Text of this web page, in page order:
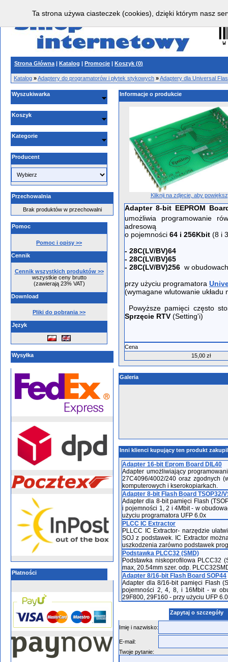
Strona Główna | Katalog | Promocje | Koszyk (0)
Katalog »Adaptery do programatorów i płytek stykowych »Adaptery dla Universal
Wyszukiwarka
Koszyk
Kategorie
Producent
Przechowalnia
Brak produktów w przechowalni
Pomoc
Pomoc i opisy >>
Cennik
Cennik wszystkich produktów >>
wszystkie ceny brutto
(zawierają 23% VAT)
Download
Pliki do pobrania >>
Język
Wysyłka
Płatności
Informacje o produkcie
Kliknij na zdjęcie, aby
Adapter 8-bit EEPROM
umożliwia programowanie
adresową
o pojemności 64 i 256Kbit (8 i
- 28C(LV/BV)64
- 28C(LV/BV)65
- 28C(LV/BV)256 w
przy użyciu programatora
(wymagane wlutowanie układu
Powyższe pamięci często
Sprzęcie RTV (Setting'i)
Cena
15,00 zł
Galeria
Inni klienci kupujący ten produkt
Adapter 16-bit Eprom Board DIL40
Adapter umożliwiający
27C4096/4002/240 oraz zgodnych
komputerowych i kserokopiarkach.
Adapter 8-bit Flash Board TSOP32/
Adapter dla 8-bit pamięci Flash
i pojemności 1, 2 i 4Mbit - w
użyciu programatora UFP 6.0x
PLCC IC Extractor
PLLCC IC Extractor- narzędzie
SOJ z podstawek. IC Extractor
uszkodzenia zarówno podstawek
Podstawka PLCC32 (SMD)
Podstawka niskoprofilowa PLCC32
max, 20.54mm szer. odp.
Adapter 8/16-bit Flash Board SOP44
Adapter dla 8/16-bit pamięci Flash
pojemności 2, 4, 8, i 16Mbit - w
29F800, 29F160 - przy użyciu UFP
Zapytaj o szczegóły
Imię i nazwisko:
E-mail:
Twoje pytanie:
Ta strona używa ciasteczek (cookies), dzięki którym nasz